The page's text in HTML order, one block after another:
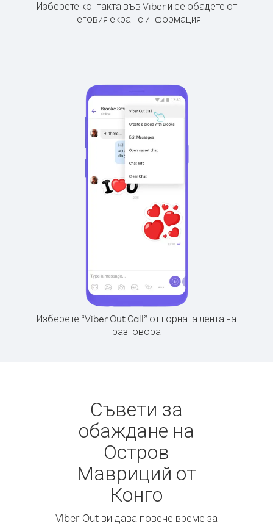
Изберете контакта във Viber и се обадете от
неговия екран с информация
Изберете “Viber Out Call” от горната лента на
разговора
Съвети за
обаждане на
Остров
Мавриций от
Конго
Viber Out ви дава повече време за